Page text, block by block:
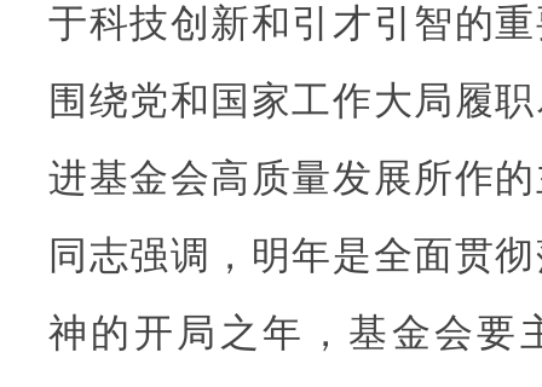
于科技创新和引才引智的
围绕党和国家工作大局履
进基金会高质量发展所作
同志强调，明年是全面贯
神的开局之年，基金会要